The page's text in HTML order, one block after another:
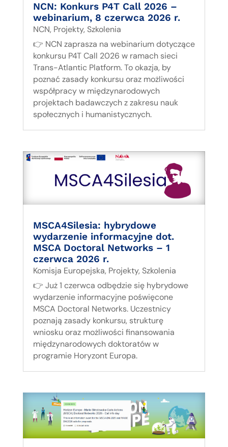
NCN: Konkurs P4T Call 2026 –
webinarium, 8 czerwca 2026 r.
NCN, Projekty,Szkolenia
👉 NCN zaprasza na webinarium dotyczące
konkursu P4T Call 2026 w ramach sieci
Trans-Atlantic Platform. To okazja, by
poznać zasady konkursu oraz możliwości
współpracy w międzynarodowych
projektach badawczych z zakresu nauk
społecznych i humanistycznych.
MSCA4Silesia: hybrydowe
wydarzenie informacyjne dot.
MSCA Doctoral Networks – 1
czerwca 2026 r.
Komisja Europejska, Projekty,Szkolenia
👉 Już 1 czerwca odbędzie się hybrydowe
wydarzenie informacyjne poświęcone
MSCA Doctoral Networks. Uczestnicy
poznają zasady konkursu, strukturę
wniosku oraz możliwości finansowania
międzynarodowych doktoratów w
programie Horyzont Europa.